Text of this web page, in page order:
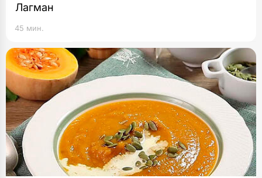
Лагман
45 мин.